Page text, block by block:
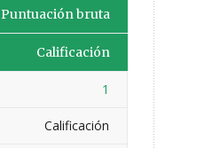
Puntuación bruta
Calificación
1
Calificación